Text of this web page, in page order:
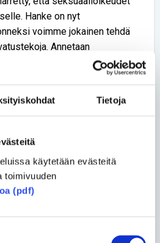
Tietoja
käytetään evästeitä
toimivuuden
(pdf)
Hanke on nyt
voimme jokainen tehdä
Annetaan
kertoa tunteistaan,
Pidetään
Voimaa
asuntoja arjessaan
hankkeissa kehitetään
elämää.
Jaa Twitterissä